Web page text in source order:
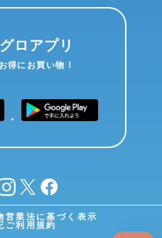
ロアプリ
得にお買い物！
X facebook
営業法に基づく表示
ご利用規約